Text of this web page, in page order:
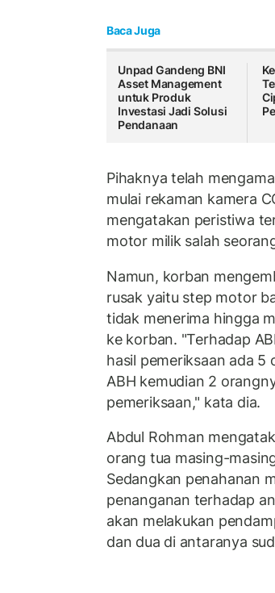
Baca Juga
Unpad Gandeng BNI
Asset Management
untuk Produk
Investasi Jadi Solusi
Pendanaan
Pihaknya telah
mulai rekaman kamera
mengatakan peristiwa
motor milik salah
Namun, korban
rusak yaitu step motor
tidak menerima hingga
ke korban. "Terhadap
hasil pemeriksaan ada 5
ABH kemudian 2
pemeriksaan," kata dia.
Abdul Rohman
orang tua masing-
Sedangkan penahanan
penanganan terhadap
akan melakukan
dan dua di antaranya